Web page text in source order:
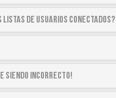
listas de usuarios conectados?
siendo incorrecto!